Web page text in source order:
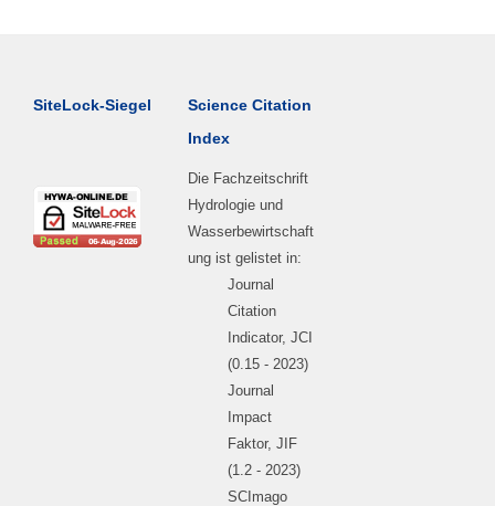
SiteLock-Siegel
Science Citation
Index
Die Fachzeitschrift
Hydrologie und
Wasserbewirtschaft
ung ist gelistet in:
Journal
Citation
Indicator, JCI
(0.15 - 2023)
Journal
Impact
Faktor, JIF
(1.2 - 2023)
SCImago